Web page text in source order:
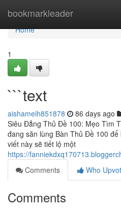
bookmarkleader
Home
Home
1
```text
aishameih851878 86 days ago
Siêu Đẳng Thủ Đề 100: Mẹo Tìm
đang săn lùng Bàn Thủ Đề 100
viết này sẽ tiết lộ một
https://
Comments
Who
Comments